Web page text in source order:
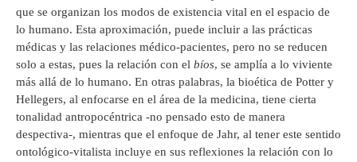
que se organizan los modos de existencia vital en el espacio de
lo humano. Esta aproximación, puede incluir a las prácticas
médicas y las relaciones médico-pacientes, pero no se reducen
solo a estas, pues la relación con el bíos, se amplía a lo viviente
más allá de lo humano. En otras palabras, la bioética de Potter y
Hellegers, al enfocarse en el área de la medicina, tiene cierta
tonalidad antropocéntrica -no pensado esto de manera
despectiva-, mientras que el enfoque de Jahr, al tener este sentido
ontológico-vitalista incluye en sus reflexiones la relación con lo